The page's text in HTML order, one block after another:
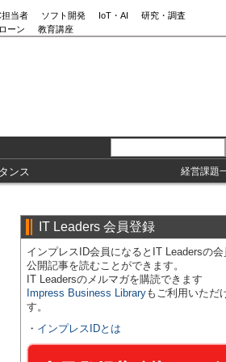
担当者 ソフト開発 IoT・AI
研究・調査
ーン 教育講座
ンス 経営課題
IT Leaders 会員登録
インプレスID会員になるとIT Leadersの会
公開記事を読むことができます。
IT Leadersのメルマガを購読できます
Impress Business Libraryもご利用いただ
す。
・ インプレスIDとは